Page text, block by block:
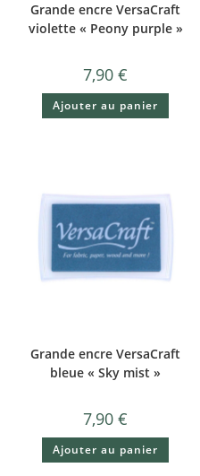
Grande encre VersaCraft
violette « Peony purple »
7,90€
Ajouter au panier
Grande encre VersaCraft
bleue « Sky mist »
7,90€
Ajouter au panier